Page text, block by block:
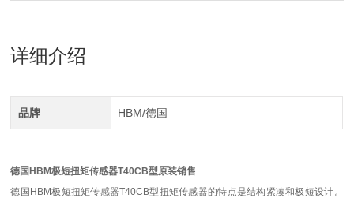
详细介绍
品牌 HBM/德国
德国HBM极短扭矩传感器T40CB型原装销售
德国HBM极短扭矩传感器T40CB型扭矩传感器的特点是结构紧凑和极短设计。